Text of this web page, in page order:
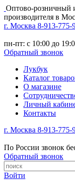
Оптово-розничный
производителя в
г. Москва 8-913-775-
пн-пт: с 10:00 до
Обратный звонок
Лукбук
Каталог
О магазине
Личный
Контакты
г. Москва 8-913-775-
По России звонок
Обратный звонок
Войти